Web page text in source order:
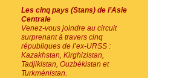
Les cinq pays (Stans) de l’Asie
Centrale
Venez-vous joindre au circuit
surprenant à travers cinq
républiques de l’ex-URSS :
Kazakhstan, Kirghizistan,
Tadjikistan, Ouzbékistan et
Turkménistan.